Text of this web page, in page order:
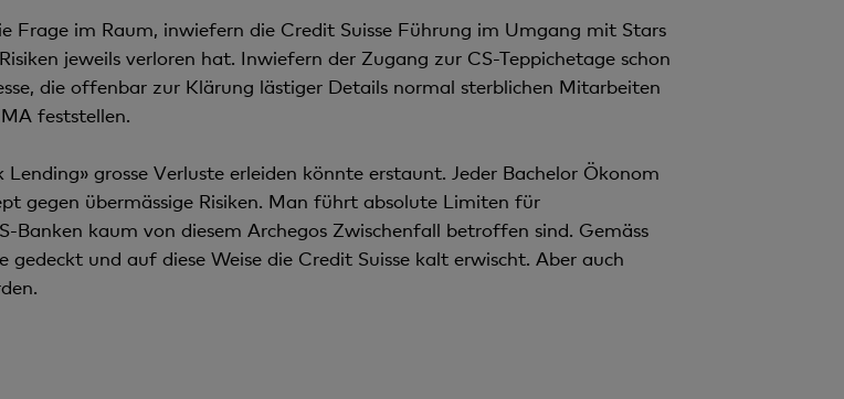
Frage im Raum, inwiefern die Credit Suisse Führung im Umgang mit Stars
jeweils verloren hat. Inwiefern der Zugang zur CS-Teppichetage schon
die offenbar zur Klärung lästiger Details normal sterblichen Mitarbeiten
feststellen.
grosse Verluste erleiden könnte erstaunt. Jeder Bachelor Ökonom
gegen übermässige Risiken. Man führt absolute Limiten für
Banken kaum von diesem Archegos Zwischenfall betroffen sind. Gemäss
und auf diese Weise die Credit Suisse kalt erwischt. Aber auch